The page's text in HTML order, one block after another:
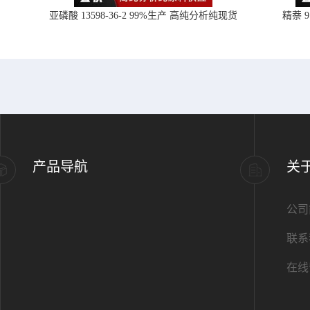
亚磷酸 13598-36-2 99%生产 高纯分析纯现货 精萘
产品导航 关
公
联
在